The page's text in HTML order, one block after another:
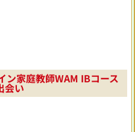
ン家庭教師WAM IBコース
会い